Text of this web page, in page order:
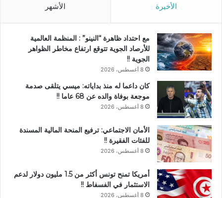
الأخيرة الأشهر
مع احتداد ظاهرة “النينو” : المنظمة العالمية
للأرصاد الجوية تتوقع ارتفاع مخاطر الظواهر
الجوية !!
8 أغسطس، 2026
كان داعما له منذ بداياته: ميسي يتلقى صدمة
موجعة بوفاة والده عن 68 عاما !!
8 أغسطس، 2026
الأمان الاجتماعي: ترفيع المنحة المالية المسندة
للفئات الفقيرة !!
8 أغسطس، 2026
أمريكا تمنح تونس أكثر من 1.5 مليون دولار لدعم
الاستثمار في الفسفاط !!
8 أغسطس، 2026